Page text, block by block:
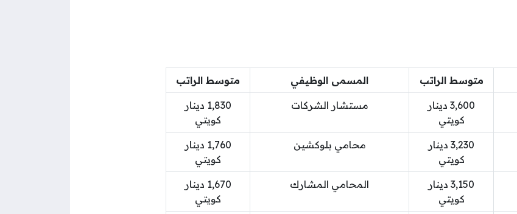
متوسط الراتب المسمى الوظيفي متوسط الراتب
3,600 دينار
كويتي
مستشار الشركات
1,830 دينار
كويتي
3,230 دينار
كويتي
محامي بلوكشين
1,760 دينار
كويتي
3,150 دينار
كويتي
المحامي المشارك
1,670 دينار
كويتي